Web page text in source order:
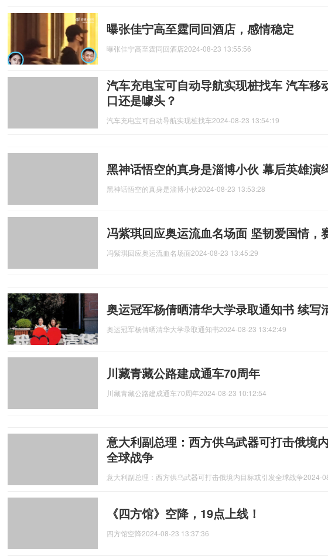
曝张佳宁高至霆同回酒店，感情稳定
曝张佳宁高至霆同回酒店2024-08-23 13:55:56
汽车充电宝可自动导航实现桩找车 汽车移
口还是噱头？
汽车充电宝可自动导航实现桩找车2024-08-23 13:54:19
黑神话悟空的真身是淄博小伙 幕后英雄演
黑神话悟空的真身是淄博小伙2024-08-23 13:53:28
冯紫琪回应奥运流血名场面 坚韧爱国情，
冯紫琪回应奥运流血名场面2024-08-23 13:45:29
奥运冠军杨倩晒清华大学录取通知书 续写
奥运冠军杨倩晒清华大学录取通知书2024-08-23 13:42:49
川藏青藏公路建成通车70周年
川藏青藏公路建成通车70周年2024-08-23 10:12:54
意大利副总理：西方供乌武器可打击俄境
全球战争
意大利副总理：西方供乌武器可打击俄境内目标或引发全球战争2024-
《四方馆》空降，19点上线！
四方馆空降2024-08-23 13:37:36